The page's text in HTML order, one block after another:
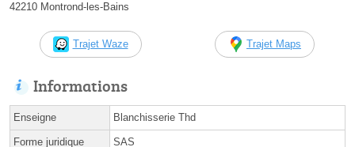
42210 Montrond-les-Bains
Trajet Waze Trajet Maps
Informations
Enseigne Blanchisserie Thd
Forme juridique SAS